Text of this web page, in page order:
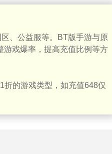
、公益服等。BT版手游与原
游戏爆率，提高充值比例等方
折的游戏类型，如充值648仅